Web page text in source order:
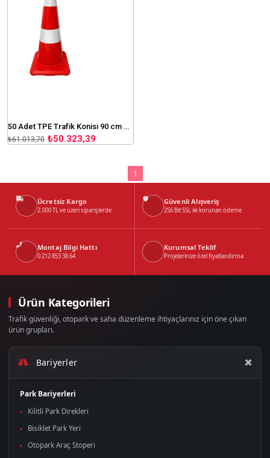
50 Adet TPE Trafik Konisi 90 cm Çift Reflektifli Trafik Dubası Seti
₺50.323,39
₺61.013,70
1
Ücretsiz Kargo
2.000 TL ve üzeri siparişlerde
Güvenli Alışveriş
256 Bit SSL ile korunan ödeme
Montaj Bilgi Hattı
0 212 853 38 64
Kurumsal Teklif
Projelerinize özel fiyatlandırma
Ürün Kategorileri
Trafik güvenliği, otopark ve saha düzenleme ihtiyaçlarınız için öne çıkan
ürün grupları.
Bariyerler
Park Bariyerleri
Kilitli Park Direkleri
Bisiklet Park Yeri
Otopark Araç Stoperi